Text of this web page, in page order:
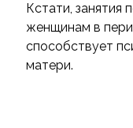
Кстати, занятия
женщинам в
способствует
матери.